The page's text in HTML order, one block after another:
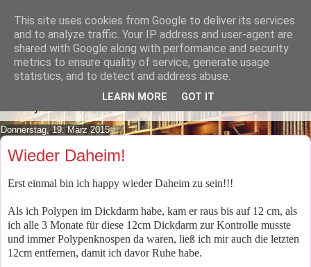
Lilafusselfee lädt Dich in ihr
Wohnzimmer ein.
Mach es Dir doch gemütlich und lies ein wenig über meine
Donnerstag, 19. März 2015
Wieder Daheim!
Erst einmal bin ich happy wieder Daheim zu sein!!!
Als ich Polypen im Dickdarm habe, kam er raus bis auf 12 cm, als
ich alle 3 Monate für diese 12cm Dickdarm zur Kontrolle musste
und immer Polypenknospen da waren, ließ ich mir auch die letzten
12cm entfernen, damit ich davor Ruhe habe.
This site uses cookies from Google to deliver its services
and to analyze traffic. Your IP address and user-agent are
shared with Google along with performance and security
metrics to ensure quality of service, generate usage
statistics, and to detect and address abuse.
LEARN MORE GOT IT